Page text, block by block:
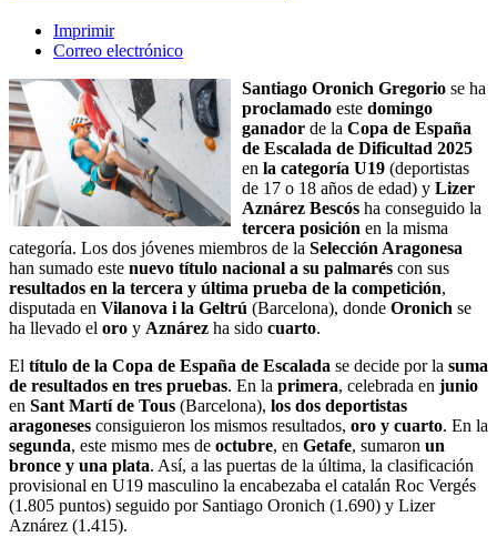
Imprimir
Correo electrónico
Santiago Oronich Gregorio se ha
proclamado este domingo
ganador de la Copa de España
de Escalada de Dificultad 2025
en la categoría U19 (deportistas
de 17 o 18 años de edad) y Lizer
Aznárez Bescós ha conseguido la
tercera posición en la misma
categoría. Los dos jóvenes miembros de la Selección Aragonesa
han sumado este nuevo título nacional a su palmarés con sus
resultados en la tercera y última prueba de la competición,
disputada en Vilanova i la Geltrú (Barcelona), donde Oronich se
ha llevado el oro y Aznárez ha sido cuarto.
El título de la Copa de España de Escalada se decide por la suma
de resultados en tres pruebas. En la primera, celebrada en junio
en Sant Martí de Tous (Barcelona), los dos deportistas
aragoneses consiguieron los mismos resultados, oro y cuarto. En la
segunda, este mismo mes de octubre, en Getafe, sumaron un
bronce y una plata. Así, a las puertas de la última, la clasificación
provisional en U19 masculino la encabezaba el catalán Roc Vergés
(1.805 puntos) seguido por Santiago Oronich (1.690) y Lizer
Aznárez (1.415).